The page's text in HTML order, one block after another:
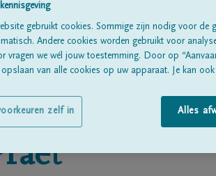
Alle
gebruikt cookies. Sommige zijn nodig voor de
Andere cookies worden gebruikt voor
vragen we wél jouw toestemming. Door op
van alle cookies op uw apparaat. Je kan ook
Alles
zelf in